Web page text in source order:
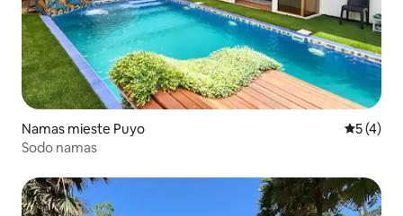
Namas mieste Puyo Vidutinis
5 (4)
Sodo namas